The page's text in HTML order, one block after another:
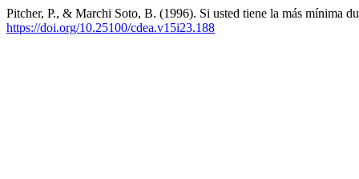
Pitcher, P., & Marchi Soto, B. (1996). Si usted tiene la más mínima
https://doi.org/10.25100/cdea.v15i23.188